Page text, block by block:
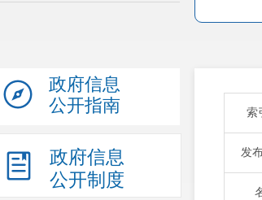
政府信息
公开指南
政府信息
公开制度
索
发